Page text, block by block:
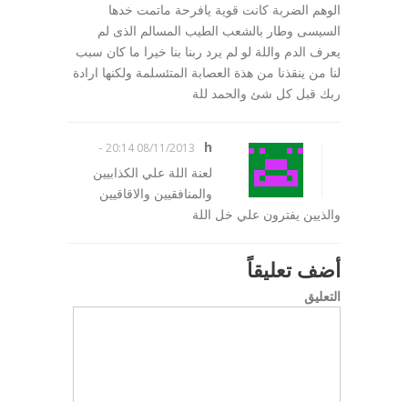
الوهم الضربة كانت قوية يافرحة ماتمت خدها
السيسى وطار بالشعب الطيب المسالم الذى لم
يعرف الدم واللة لو لم يرد ربنا بنا خيرا ما كان سبب
لنا من ينقذنا من هذة العصابة المتئسلمة ولكنها ارادة
ربك قبل كل شئ والحمد للة
h
08/11/2013 20:14
-
لعنة اللة علي الكذابيين
والمنافقيين والاقاقيين
والذيين يفترون علي خل اللة
أضف تعليقاً
التعليق